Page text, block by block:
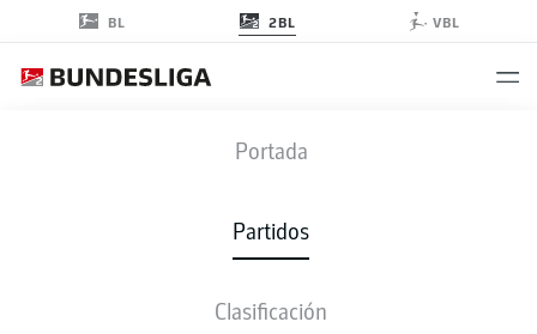
BL 2BL VBL
Portada
Partidos
Clasificación
KSV - DSC
0 2
ALINEACIONES ESTADÍSTICAS